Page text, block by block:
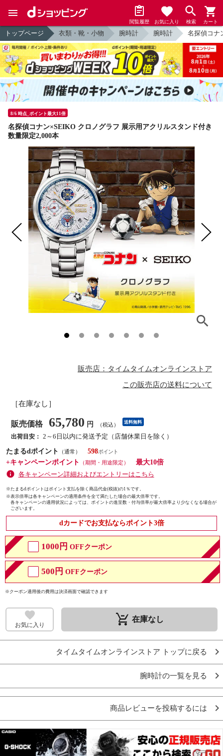
閲覧履歴 お気に入り 検索 カート
トップページ 衣類・靴・小物 腕時計 腕時計 名探偵コナ
8/6 時点_ポイント最大11倍
名探偵コナン×SEIKO クロノグラフ 展示用アクリルスタンド付き
数量限定2,000本
販売店：タイムタイムオンラインストア
この販売店の送料について
［在庫なし］
販売価格 65,780 円 （税込） 送料無料
出荷目安： 2～6日以内に発送予定（店舗休業日を除く）
たまるdポイント
（通常）
598
+キャンペーンポイント
（期間・用途限定）
最大10倍
各キャンペーン詳細およびエントリーはこちら
※たまるdポイントはポイント支払を除く商品代金(税抜)の1％です。
※表示倍率は各キャンペーンの適用条件を全て満たした場合の最大倍率です。
各キャンペーンの適用状況によっては、ポイントの進呈数・付与倍率が最大倍率より少なくなる場合が
ございます。
dカードでお支払ならポイント3倍
1000円 OFFクーポン
500円 OFFクーポン
※クーポン適用後の費用は決済画面で確認できます
お気に入り remove_shopping_cart 在庫なし
タイムタイムオンラインストア トップに戻る
腕時計の一覧を見る
商品レビューを投稿するには